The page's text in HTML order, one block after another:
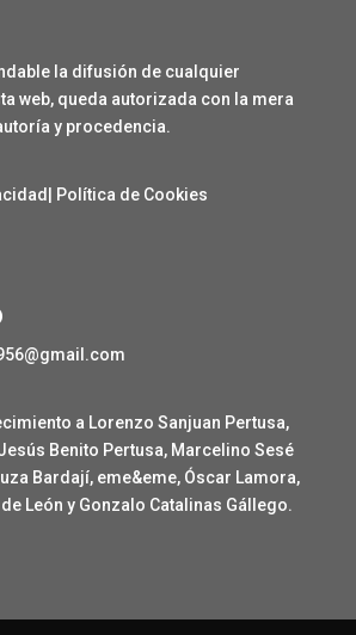
la difusión de cualquier
web, queda autorizada con la mera
y procedencia.
Política de Cookies
a Lorenzo Sanjuan Pertusa,
Benito Pertusa, Marcelino Sesé
Bardají, eme&eme, Óscar Lamora,
León y Gonzalo Catalinas Gállego.